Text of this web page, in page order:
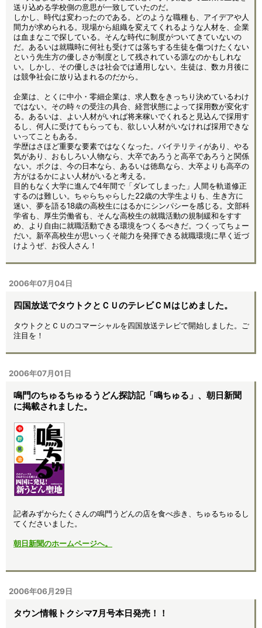
送り込める学校側の意思が一致していたのだ。
しかし、時代は変わったのである。どのような職種も、アイデアや人
間力が求められる。現場から組織を変えてくれるような人材を、企業
は血まなこで探している。そんな時代に制度がついてきていないの
だ。あるいは就職時に何社も受けては落ちする生徒を傷つけたくない
という先生方の優しさが制度として残されている源なのかもしれな
い。しかし、その優しさは社会では通用しない。生徒は、数カ月後に
は競争社会に放り込まれるのだから。
企業は、とくに中小・零細企業は、求人数をきっちり決めているわけ
ではない。その時々の受注の具合、経営状態によって採用数が変化す
る。あるいは、よい人材がいれば将来稼いでくれると見込んで採用す
るし、何人に受けてもらっても、欲しい人材がいなければ採用できな
いってこともある。
学歴はさほど重要な要素ではなくなった。バイテリティがあり、やる
気があり、おもしろい人物なら、大卒であろうと高卒であろうと関係
ない。ボクは、今の日本なら、あるいは徳島なら、大卒よりも高卒の
方がはるかによい人材がいると考える。
目的もなく大学に進んで4年間で「ダレてしまった」人間を軌道修正
するのは難しい。ちゃらちゃらした22歳の大学生よりも、生き方に
迷い、夢を語る18歳の高校生にはるかにシンパシーを感じる。文部科
学省も、厚生労働省も、そんな高校生の就職活動の規制緩和をすす
め、より自由に就職活動できる環境をつくるべきだ。つくってちょー
だい。新卒高校生が思いっくそ能力を発揮できる就職環境に早く近づ
けようぜ、お役人さん！
2006年07月04日
四国放送でタウトクとＣＵのテレビＣＭはじめました。
タウトクとＣＵのコマーシャルを四国放送テレビで開始しました。ご
注目を！
2006年07月01日
鳴門のちゅるちゅるうどん探訪記「鳴ちゅる」、朝日新聞
に掲載されました。
記者みずからたくさんの鳴門うどんの店を食べ歩き、ちゅるちゅるし
てくださいました。
朝日新聞のホームページへ。
2006年06月29日
タウン情報トクシマ7月号本日発売！！